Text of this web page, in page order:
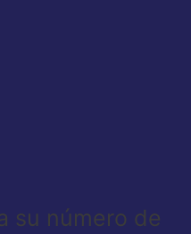
su número de